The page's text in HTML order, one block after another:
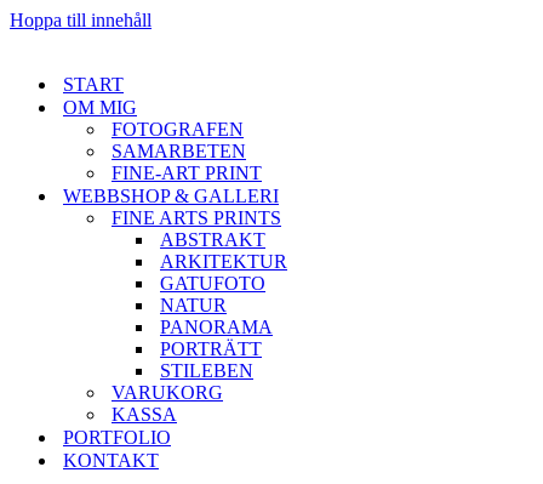
Hoppa till innehåll
START
OM MIG
FOTOGRAFEN
SAMARBETEN
FINE-ART PRINT
WEBBSHOP & GALLERI
FINE ARTS PRINTS
ABSTRAKT
ARKITEKTUR
GATUFOTO
NATUR
PANORAMA
PORTRÄTT
STILEBEN
VARUKORG
KASSA
PORTFOLIO
KONTAKT